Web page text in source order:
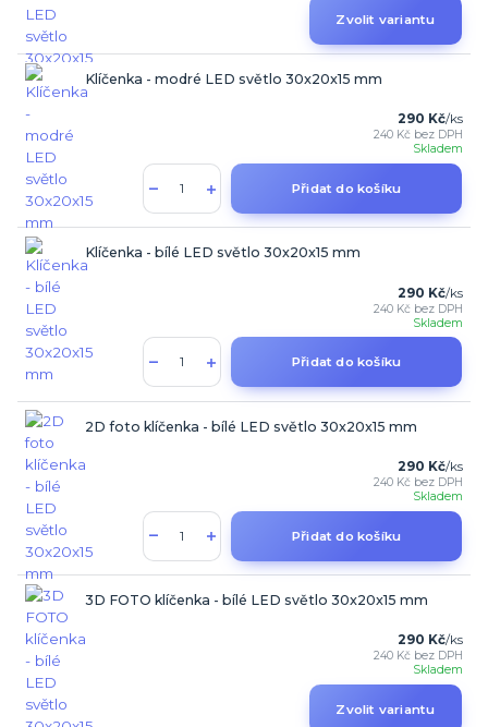
Zvolit variantu
Klíčenka - modré LED světlo 30x20x15 mm
290 Kč/ks
240 Kč bez DPH
Skladem
Přidat do košíku
Klíčenka - bílé LED světlo 30x20x15 mm
290 Kč/ks
240 Kč bez DPH
Skladem
Přidat do košíku
2D foto klíčenka - bílé LED světlo 30x20x15 mm
290 Kč/ks
240 Kč bez DPH
Skladem
Přidat do košíku
3D FOTO klíčenka - bílé LED světlo 30x20x15 mm
290 Kč/ks
240 Kč bez DPH
Skladem
Zvolit variantu